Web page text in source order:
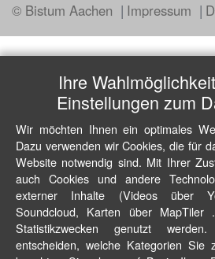
© Bistum Aachen Impressum
Ihre
Einstellungen zum
Wir möchten Ihnen ein optimales
Dazu verwenden wir Cookies, die für
Website notwendig sind. Mit Ihrer
auch Cookies und andere
externer Inhalte (Videos über
Soundcloud, Karten über MapTiler
Statistikzwecken genutzt
entscheiden, welche Kategorien Sie